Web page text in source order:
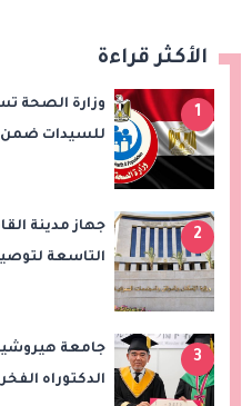
الأكثر قراءة
1
للسيدات ضمن
2
جهاز مدينة
التاسعة
3
جامعة
الدكتوراه